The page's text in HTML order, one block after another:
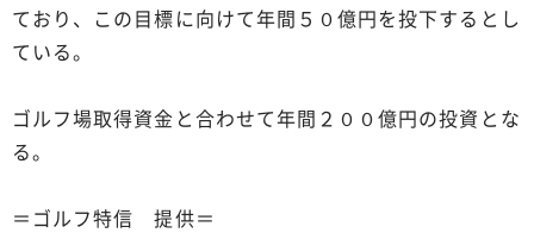
ており、この目標に向けて年間５０億円を投下するとし
ている。
ゴルフ場取得資金と合わせて年間２００億円の投資とな
る。
＝ゴルフ特信 提供＝